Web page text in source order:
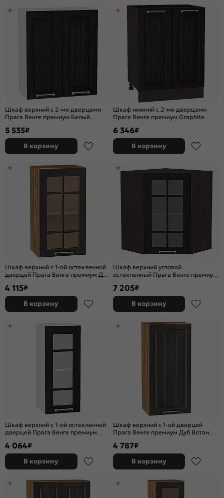
Шкаф верхний с 2-мя дверцами
Прага Венге премиум Белый
5 535₽
В корзину
Шкаф нижний с 2-мя дверцами
Прага Венге премиум Graphite
6 346₽
В корзину
Шкаф верхний с 1-ой остекленной
дверцей Прага Венге премиум Дуб
4 115₽
В корзину
Шкаф верхний угловой
остекленный Прага Венге премиум
7 205₽
В корзину
Шкаф верхний с 1-ой остекленной
дверцей Прага Венге премиум
4 064₽
В корзину
Шкаф верхний с 1-ой дверцей
Прага Венге премиум Дуб Вотан
4 787₽
В корзину